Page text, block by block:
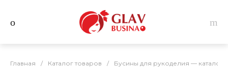
Главная / Каталог товаров / Бусины для рукоделия — каталог